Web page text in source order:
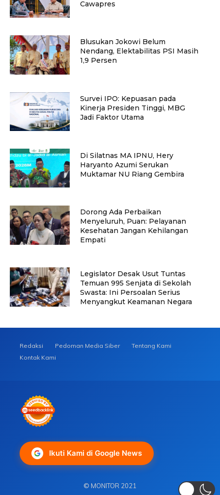
Cawapres
Blusukan Jokowi Belum
Nendang, Elektabilitas PSI Masih
1,9 Persen
Survei IPO: Kepuasan pada
Kinerja Presiden Tinggi, MBG
Jadi Faktor Utama
Di Silatnas MA IPNU, Hery
Haryanto Azumi Serukan
Muktamar NU Riang Gembira
Dorong Ada Perbaikan
Menyeluruh, Puan: Pelayanan
Kesehatan Jangan Kehilangan
Empati
Legislator Desak Usut Tuntas
Temuan 995 Senjata di Sekolah
Swasta: Ini Persoalan Serius
Menyangkut Keamanan Negara
Redaksi Pedoman Media Siber
Tentang Kami
Kontak Kami
Ikuti Kami di Google News
© MONITOR 2021